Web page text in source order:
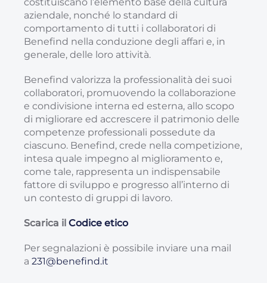
aziendale, nonché lo standard di
comportamento di tutti i collaboratori di
Benefind nella conduzione degli affari e, in
generale, delle loro attività.
Benefind valorizza la professionalità dei suoi
collaboratori, promuovendo la collaborazione
e condivisione interna ed esterna, allo scopo
di migliorare ed accrescere il patrimonio delle
competenze professionali possedute da
ciascuno. Benefind, crede nella competizione,
intesa quale impegno al miglioramento e,
come tale, rappresenta un indispensabile
fattore di sviluppo e progresso all’interno di
un contesto di gruppi di lavoro.
Scarica il Codice etico
Per segnalazioni è possibile inviare una mail
a 231@benefind.it